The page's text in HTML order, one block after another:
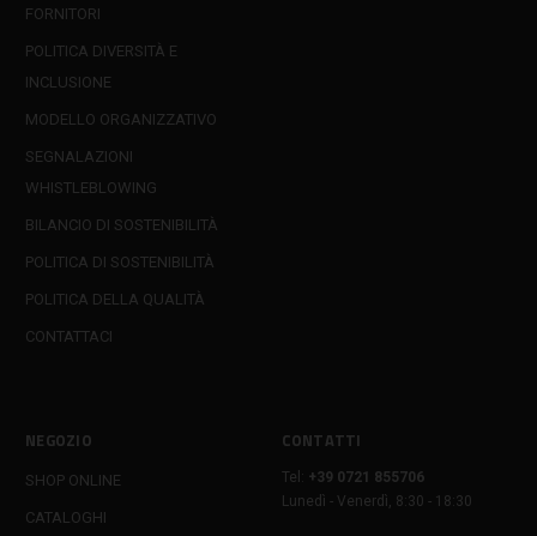
FORNITORI
POLITICA DIVERSITÀ E
INCLUSIONE
MODELLO ORGANIZZATIVO
SEGNALAZIONI
WHISTLEBLOWING
BILANCIO DI SOSTENIBILITÀ
POLITICA DI SOSTENIBILITÀ
POLITICA DELLA QUALITÀ
CONTATTACI
NEGOZIO
SHOP ONLINE
CATALOGHI
CONTATTI
Tel:
+39 0721 855706
Lunedì - Venerdì, 8:30 - 18:30